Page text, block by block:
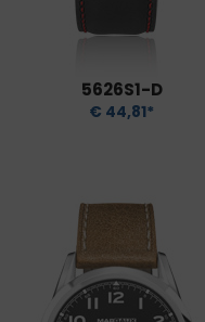
5626S1-D
€ 44,81*